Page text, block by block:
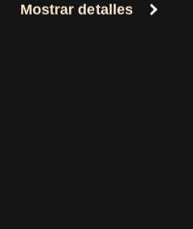
Mostrar detalles